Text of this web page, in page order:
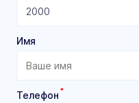
Имя
Телефон *